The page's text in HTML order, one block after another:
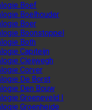
Boef
Boelhouder
Boer
Boonstoppel
Both
Capiteijn
Cleijwegh
Corver
De Borst
Den Bouw
Groeneveld I
Groenheide